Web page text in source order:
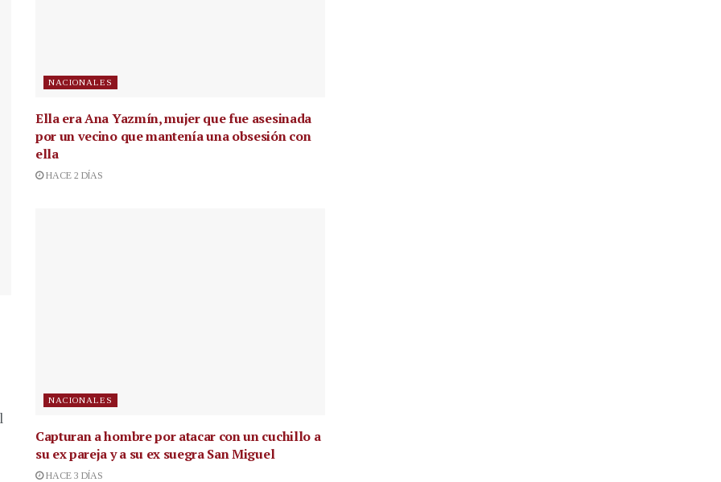
NACIONALES
Ella era Ana Yazmín, mujer que fue asesinada
por un vecino que mantenía una obsesión con
ella
HACE 2 DÍAS
NACIONALES
Capturan a hombre por atacar con un cuchillo a
su ex pareja y a su ex suegra San Miguel
HACE 3 DÍAS